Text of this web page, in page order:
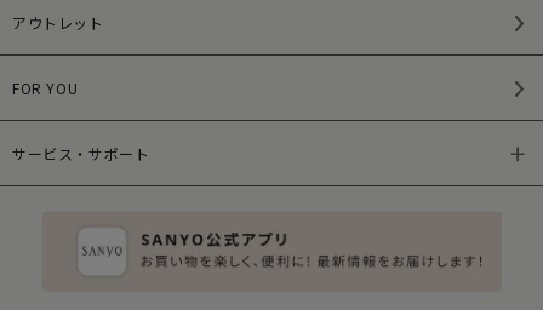
アウトレット
FOR YOU
サービス・サポート